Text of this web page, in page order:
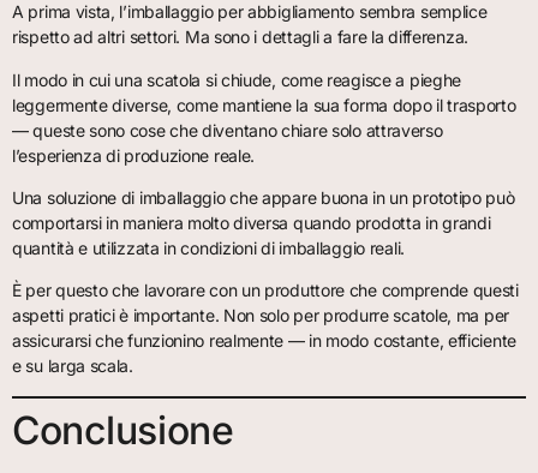
A prima vista, l’imballaggio per abbigliamento sembra semplice
rispetto ad altri settori. Ma sono i dettagli a fare la differenza.
Il modo in cui una scatola si chiude, come reagisce a pieghe
leggermente diverse, come mantiene la sua forma dopo il trasporto
— queste sono cose che diventano chiare solo attraverso
l’esperienza di produzione reale.
Una soluzione di imballaggio che appare buona in un prototipo può
comportarsi in maniera molto diversa quando prodotta in grandi
quantità e utilizzata in condizioni di imballaggio reali.
È per questo che lavorare con un produttore che comprende questi
aspetti pratici è importante. Non solo per produrre scatole, ma per
assicurarsi che funzionino realmente — in modo costante, efficiente
e su larga scala.
Conclusione